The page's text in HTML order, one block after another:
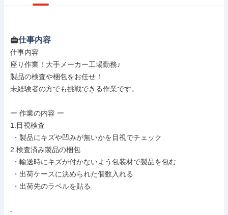
仕事内容
仕事内容
座り作業！大手メーカー工場勤務♪
製品の検査や梱包をお任せ！
未経験者の方でも挑戦できる作業です。
ー 作業の内容 ー
1.目視検査
2.検査済み製品の梱包
-